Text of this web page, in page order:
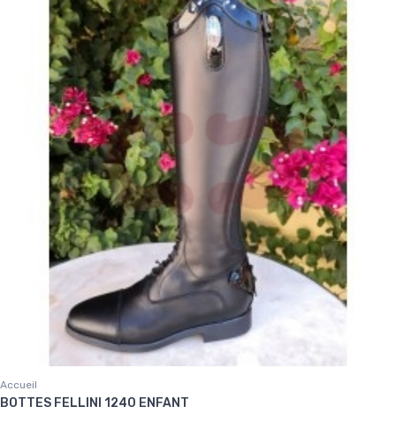
Accueil
BOTTES FELLINI 1240 ENFANT